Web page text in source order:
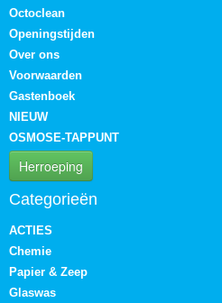
Octoclean
Openingstijden
Over ons
Voorwaarden
Gastenboek
NIEUW
OSMOSE-TAPPUNT
Herroeping
Categorieën
ACTIES
Chemie
Papier & Zeep
Glaswas